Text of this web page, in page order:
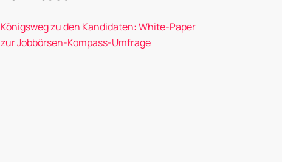
Königsweg zu den Kandidaten: White-Paper
zur Jobbörsen-Kompass-Umfrage